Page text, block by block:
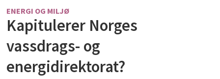
ENERGI OG MILJØ
Kapitulerer Norges
vassdrags- og
energidirektorat?